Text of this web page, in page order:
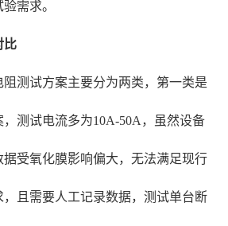
需求。
比
阻测试方案主要分为两类，第一类是
测试电流多为10A-50A，虽然设备
受氧化膜影响偏大，无法满足现行
且需要人工记录数据，测试单台断